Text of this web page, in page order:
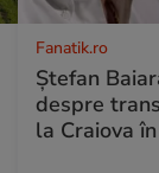
Fanatik.ro
Ștefan
despre
la Craiova